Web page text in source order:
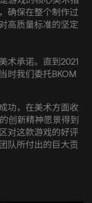
确保在整个制作过
高质量标准的坚定
术承诺。直到2021
时我们委托BKOM
功，在美术方面收
创新精神愿景得到
对这款游戏的好评
队所付出的巨大贡